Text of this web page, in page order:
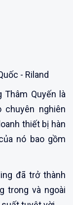
- Riland
Thâm Quyến là
chuyên nghiên
thiết bị hàn
nó bao gồm
đã trở thành
trong và ngoài